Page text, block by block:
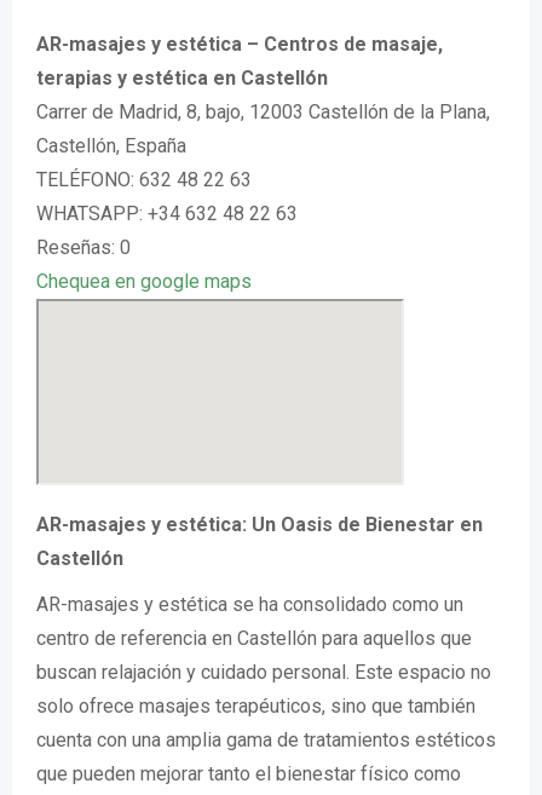
AR-masajes y estética – Centros de masaje,
terapias y estética en Castellón
Carrer de Madrid, 8, bajo, 12003 Castellón de la Plana,
Castellón, España
TELÉFONO: 632 48 22 63
WHATSAPP: +34 632 48 22 63
Reseñas: 0
Chequea en google maps
AR-masajes y estética: Un Oasis de Bienestar en
Castellón
AR-masajes y estética se ha consolidado como un
centro de referencia en Castellón para aquellos que
buscan relajación y cuidado personal. Este espacio no
solo ofrece masajes terapéuticos, sino que también
cuenta con una amplia gama de tratamientos estéticos
que pueden mejorar tanto el bienestar físico como